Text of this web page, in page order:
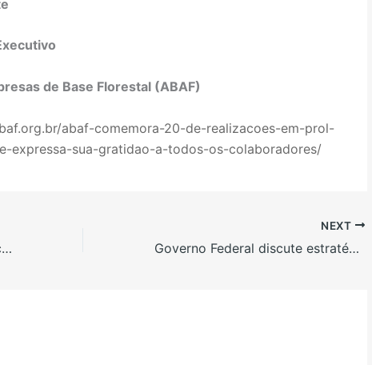
de Base Florestal (ABAF)
abaf-comemora-20-de-realizacoes-em-prol-
expressa-sua-gratidao-a-todos-os-colaboradores/
Europa: Projeto FOREST4EU lança inquérito online para recolher perspectivas sobre inovações no setor florestal e agroflorestal
NEXT
Governo Federal discute estratégias de combate aos incêndios florestais em Roraima￼